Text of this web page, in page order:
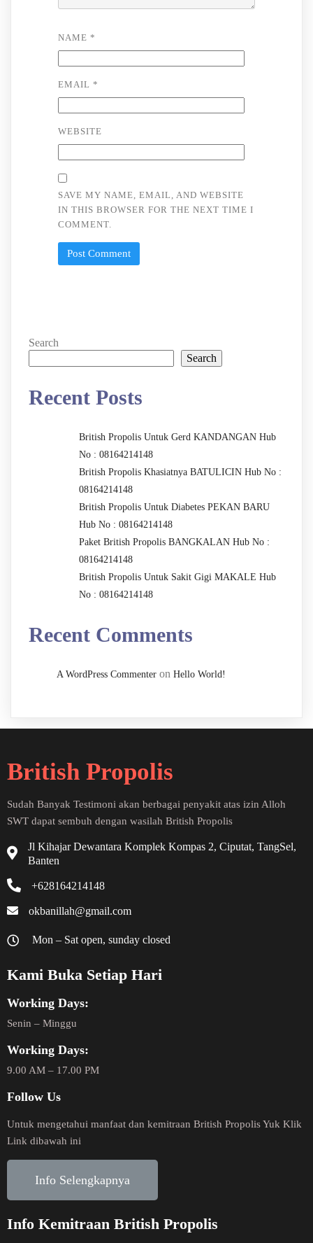
NAME *
EMAIL *
WEBSITE
SAVE MY NAME, EMAIL, AND WEBSITE
IN THIS BROWSER FOR THE NEXT TIME I
COMMENT.
Search
Search
Recent Posts
British Propolis Untuk Gerd KANDANGAN Hub
No : 08164214148
British Propolis Khasiatnya BATULICIN Hub No :
08164214148
British Propolis Untuk Diabetes PEKAN BARU
Hub No : 08164214148
Paket British Propolis BANGKALAN Hub No :
08164214148
British Propolis Untuk Sakit Gigi MAKALE Hub
No : 08164214148
Recent Comments
A WordPress Commenter on Hello World!
British Propolis
Sudah Banyak Testimoni akan berbagai penyakit atas izin Alloh
SWT dapat sembuh dengan wasilah British Propolis
Jl Kihajar Dewantara Komplek Kompas 2, Ciputat, TangSel,
Banten
+628164214148
okbanillah@gmail.com
Mon – Sat open, sunday closed
Kami Buka Setiap Hari
Working Days:
Senin – Minggu
Working Days:
9.00 AM – 17.00 PM
Follow Us
Untuk mengetahui manfaat dan kemitraan British Propolis Yuk Klik
Link dibawah ini
Info Selengkapnya
Info Kemitraan British Propolis